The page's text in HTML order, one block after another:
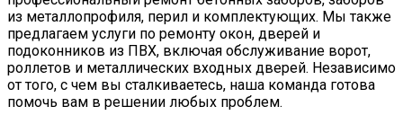
из металлопрофиля, перил и комплектующих. Мы также
предлагаем услуги по ремонту окон, дверей и
подоконников из ПВХ, включая обслуживание ворот,
роллетов и металлических входных дверей. Независимо
от того, с чем вы сталкиваетесь, наша команда готова
помочь вам в решении любых проблем.